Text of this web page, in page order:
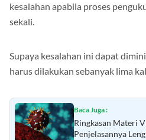
kesalahan apabila proses
sekali.
Supaya kesalahan ini dapat
harus dilakukan sebanyak lima
Baca Juga :
Ringkasan Materi
Penjelasannya